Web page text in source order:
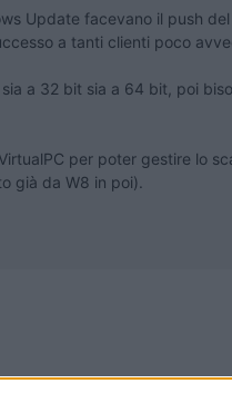
Update facevano il push
a tanti clienti poco
a 32 bit sia a 64 bit, poi
per poter gestire lo
già da W8 in poi).
più che parlare